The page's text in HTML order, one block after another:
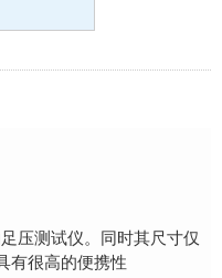
压测试仪。
同时其尺寸仅
有很高的便携性